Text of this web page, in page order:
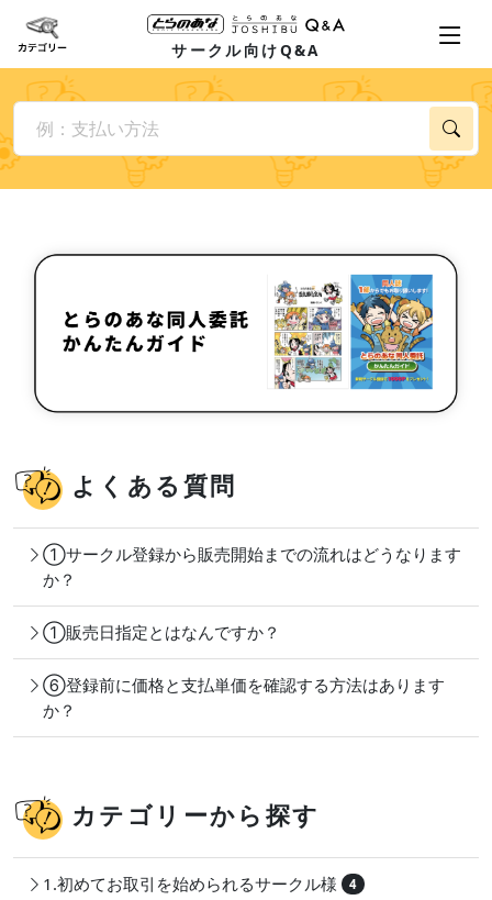
サークル向けQ&A
よくある質問
①サークル登録から販売開始までの流れはどうなります
か？
①販売日指定とはなんですか？
⑥登録前に価格と支払単価を確認する方法はあります
か？
カテゴリーから探す
1.初めてお取引を始められるサークル様 4